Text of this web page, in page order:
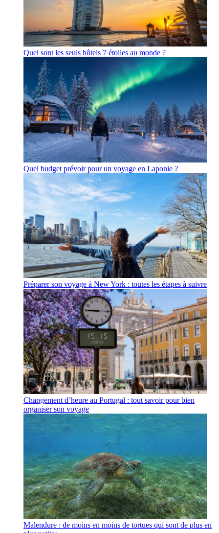
Quel sont les seuls hôtels 7 étoiles au monde ?
Quel budget prévoir pour un voyage en Laponie ?
Préparer son voyage à New York : toutes les étapes à suivre
Changement d’heure au Portugal : tout savoir pour bien
organiser son voyage
Malendure : de moins en moins de tortues qui sont de plus en